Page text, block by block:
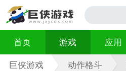
首页 游戏 应用
巨侠游戏
动作格斗